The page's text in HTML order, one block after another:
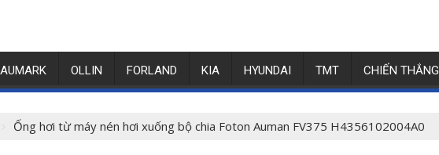
AUMARK OLLIN FORLAND KIA HYUNDAI TMT CHIẾN THẮNG
Ống hơi từ máy nén hơi xuống bộ chia Foton Auman FV375 H4356102004A0